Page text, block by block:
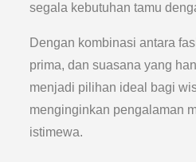
segala kebutuhan tamu
Dengan kombinasi antara
prima, dan suasana yang
menjadi pilihan ideal bagi
menginginkan pengalaman
istimewa.